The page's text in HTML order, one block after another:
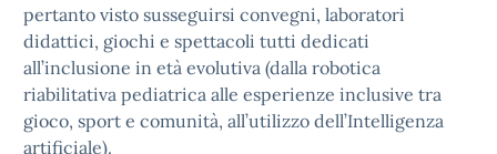
pertanto visto susseguirsi convegni, laboratori
didattici, giochi e spettacoli tutti dedicati
all’inclusione in età evolutiva (dalla robotica
riabilitativa pediatrica alle esperienze inclusive tra
gioco, sport e comunità, all’utilizzo dell’Intelligenza
artificiale).